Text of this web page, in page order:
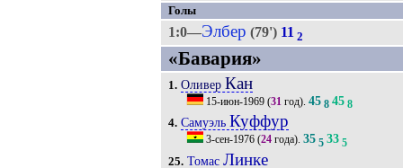
Голы
1:0—Элбер (79') 11 2
«Бавария»
1. Оливер Кан
15-июн-1969(31год). 45 8 45 8
4. Самуэль Куффур
3-сен-1976(24года). 35 5 33 5
25. Томас Линке